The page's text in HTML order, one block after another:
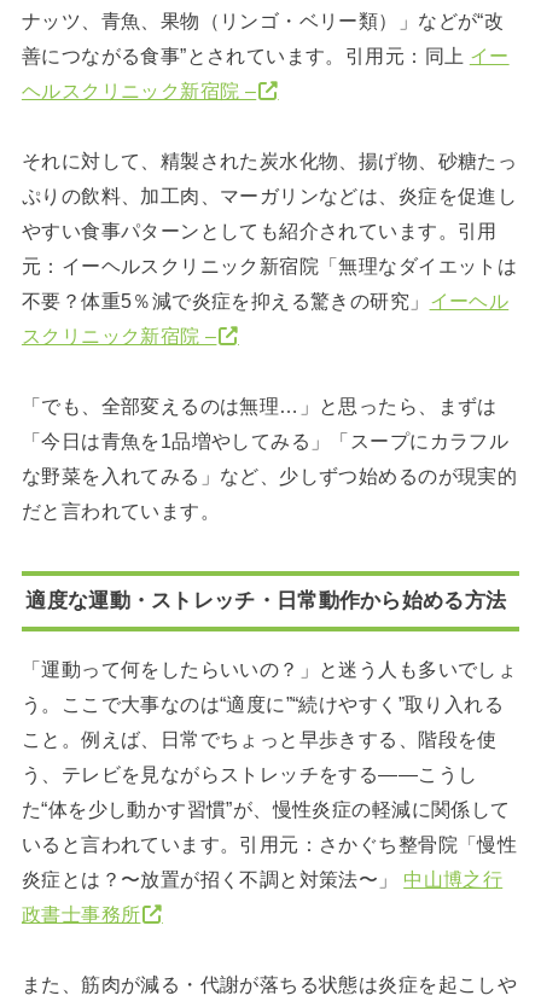
ナッツ、青魚、果物（リンゴ・ベリー類）」などが“改
善につながる食事”とされています。引用元：同上 イー
ヘルスクリニック新宿院 –
それに対して、精製された炭水化物、揚げ物、砂糖たっ
ぷりの飲料、加工肉、マーガリンなどは、炎症を促進し
やすい食事パターンとしても紹介されています。引用
元：イーヘルスクリニック新宿院「無理なダイエットは
不要？体重5％減で炎症を抑える驚きの研究」 イーヘル
スクリニック新宿院 –
「でも、全部変えるのは無理…」と思ったら、まずは
「今日は青魚を1品増やしてみる」「スープにカラフル
な野菜を入れてみる」など、少しずつ始めるのが現実的
だと言われています。
適度な運動・ストレッチ・日常動作から始める方法
「運動って何をしたらいいの？」と迷う人も多いでしょ
う。ここで大事なのは“適度に”“続けやすく”取り入れる
こと。例えば、日常でちょっと早歩きする、階段を使
う、テレビを見ながらストレッチをする――こうし
た“体を少し動かす習慣”が、慢性炎症の軽減に関係して
いると言われています。引用元：さかぐち整骨院「慢性
炎症とは？〜放置が招く不調と対策法〜」 中山博之行
政書士事務所
また、筋肉が減る・代謝が落ちる状態は炎症を起こしや